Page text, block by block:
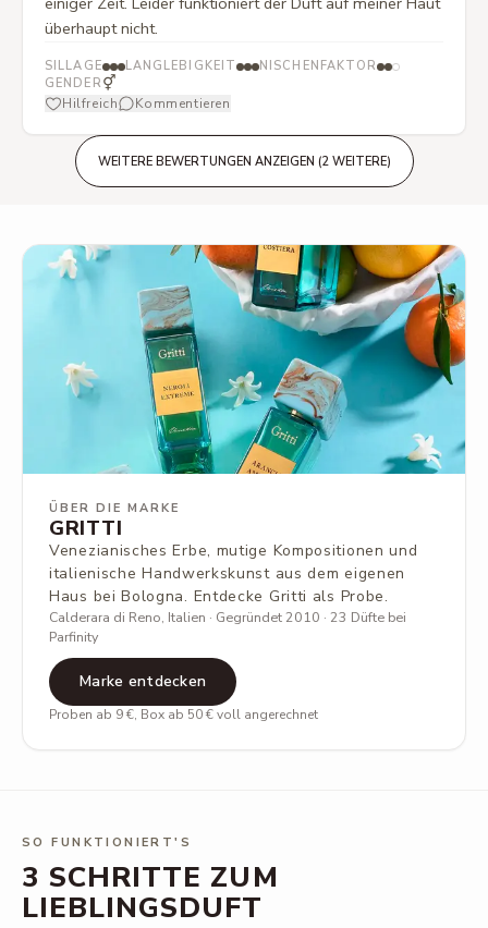
überhaupt nicht.
SILLAGE LANGLEBIGKEIT
NISCHENFAKTOR
GENDER ⚥
Hilfreich Kommentieren
WEITERE BEWERTUNGEN ANZEIGEN (2 WEITERE)
ÜBER DIE MARKE
GRITTI
Venezianisches Erbe, mutige Kompositionen und
italienische Handwerkskunst aus dem eigenen
Haus bei Bologna. Entdecke Gritti als Probe.
Calderara di Reno, Italien · Gegründet 2010 · 23 Düfte bei
Parfinity
Marke entdecken
Proben ab 9 €, Box ab 50 € voll angerechnet
SO FUNKTIONIERT'S
3 SCHRITTE ZUM
LIEBLINGSDUFT